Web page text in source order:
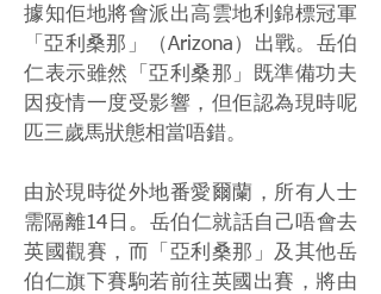
據知佢地將會派出高雲地利錦標冠軍
「亞利桑那」（Arizona）出戰。岳伯
仁表示雖然「亞利桑那」既準備功夫
因疫情一度受影響，但佢認為現時呢
匹三歲馬狀態相當唔錯。
由於現時從外地番愛爾蘭，所有人士
需隔離14日。岳伯仁就話自己唔會去
英國觀賽，而「亞利桑那」及其他岳
伯仁旗下賽駒若前往英國出賽，將由